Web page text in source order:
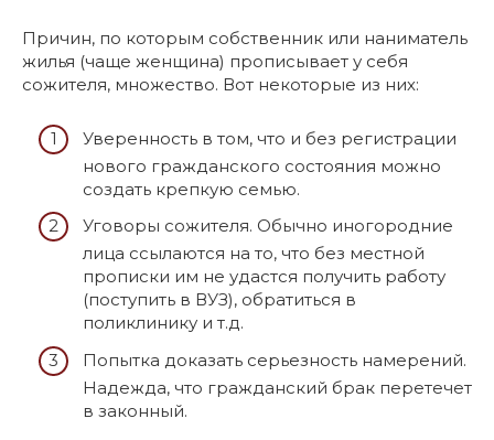
Причин, по которым собственник или наниматель
жилья (чаще женщина) прописывает у себя
сожителя, множество. Вот некоторые из них:
Уверенность в том, что и без регистрации
нового гражданского состояния можно
создать крепкую семью.
Уговоры сожителя. Обычно иногородние
лица ссылаются на то, что без местной
прописки им не удастся получить работу
(поступить в ВУЗ), обратиться в
поликлинику и т.д.
Попытка доказать серьезность намерений.
Надежда, что гражданский брак перетечет
в законный.